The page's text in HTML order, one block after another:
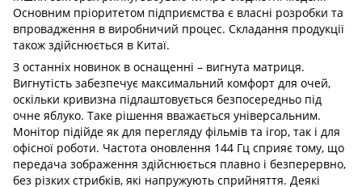
Основним пріоритетом підприємства є власні розробки та
впровадження в виробничий процес. Складання продукції
також здійснюється в Китаї.
З останніх новинок в оснащенні – вигнута матриця.
Вигнутість забезпечує максимальний комфорт для очей,
оскільки кривизна підлаштовується безпосередньо під
очне яблуко. Таке рішення вважається універсальним.
Монітор підійде як для перегляду фільмів та ігор, так і для
офісної роботи. Частота оновлення 144 Гц сприяє тому, що
передача зображення здійснюється плавно і безперервно,
без різких стрибків, які напружують сприйняття. Деякі